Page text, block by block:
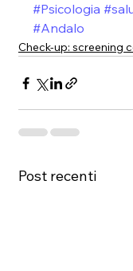
#Psicologia
#Andalo
Check-up: screening
Post recenti